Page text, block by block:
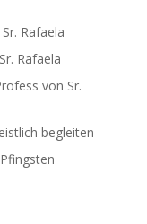
Rafaela
Rafaela
von Sr.
begleiten